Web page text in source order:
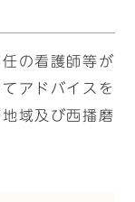
の看護師等が
アドバイスを
域及び西播磨